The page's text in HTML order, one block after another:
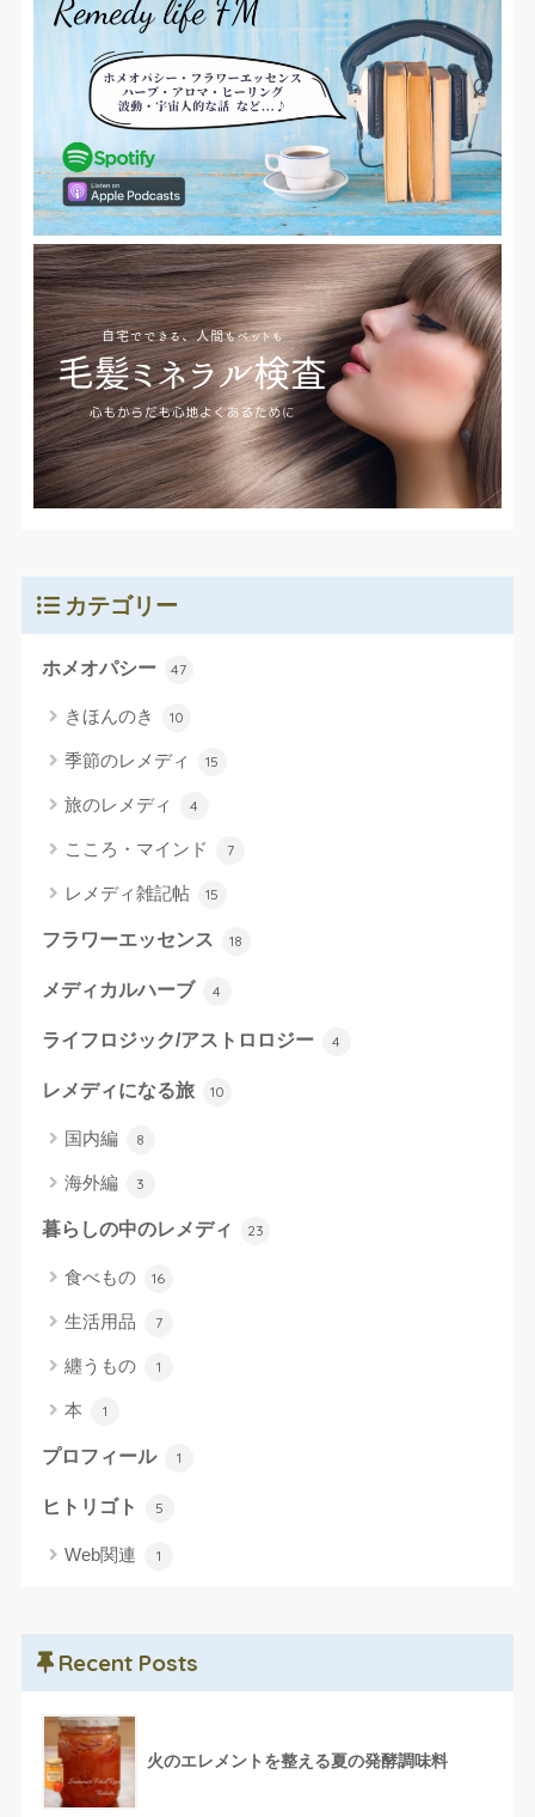
カテゴリー
ホメオパシー 47
きほんのき 10
季節のレメディ 15
旅のレメディ 4
こころ・マインド 7
レメディ雑記帖 15
フラワーエッセンス 18
メディカルハーブ 4
ライフロジック/アストロロジー 4
レメディになる旅 10
国内編 8
海外編 3
暮らしの中のレメディ 23
食べもの 16
生活用品 7
纏うもの 1
本 1
プロフィール 1
ヒトリゴト 5
Web関連 1
Recent Posts
火のエレメントを整える夏の発酵調味料